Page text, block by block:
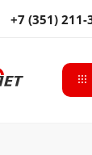
+7 (351) 211-